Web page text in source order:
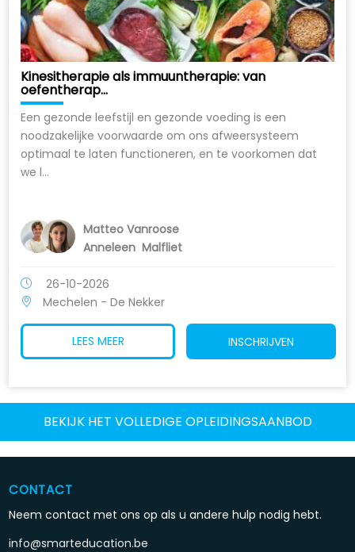
Kinesitherapie als immuuntherapie: van
oefentherap...
Een gezonde leefstijl en gezonde voeding is een
noodzakelijke voorwaarde om ons afweersysteem
optimaal te laten functioneren, en te voorkomen dat
we l...
Matteo Vanroose
Anneleen Malfliet
26-10-2026
Mechelen - De Nekker
LEES MEER INSCHRIJVEN
BEKIJK HET VOLLEDIGE OPLEIDINGSAANBOD
CONTACT
Neem contact met ons op als u andere hulp nodig hebt.
info@smarteducation.be